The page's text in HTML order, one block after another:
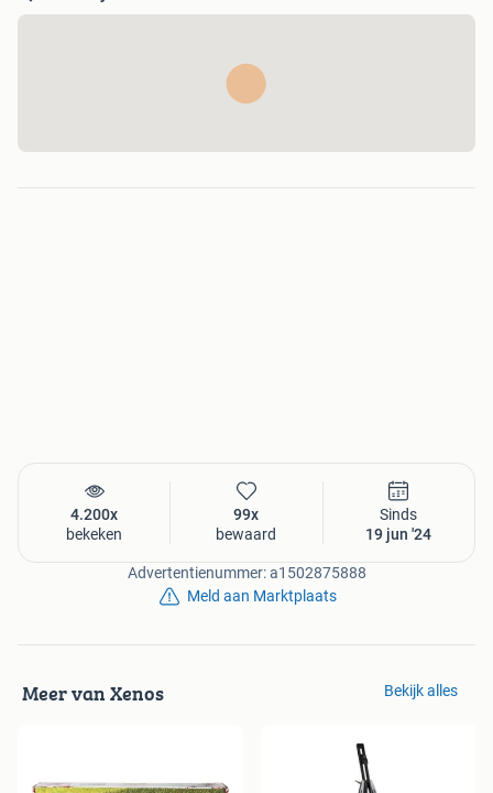
4.200x
bekeken
99x
bewaard
Sinds
19 jun '24
Advertentienummer: a1502875888
Meld aan Marktplaats
Meer van Xenos Bekijk alles